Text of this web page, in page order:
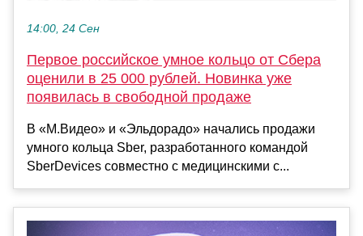
14:00, 24 Сен
Первое российское умное кольцо от Сбера
оценили в 25 000 рублей. Новинка уже
появилась в свободной продаже
В «М.Видео» и «Эльдорадо» начались продажи
умного кольца Sber, разработанного командой
SberDevices совместно с медицинскими с...